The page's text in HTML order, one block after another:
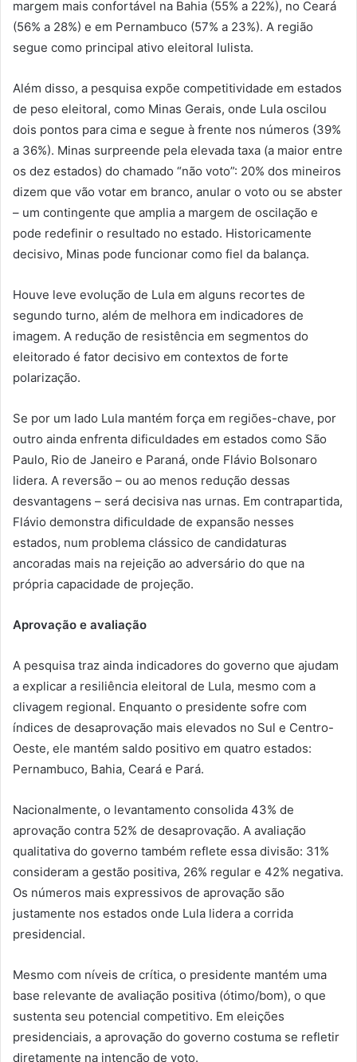
margem mais confortável na Bahia (55% a 22%), no Ceará
(56% a 28%) e em Pernambuco (57% a 23%). A região
segue como principal ativo eleitoral lulista.
Além disso, a pesquisa expõe competitividade em estados
de peso eleitoral, como Minas Gerais, onde Lula oscilou
dois pontos para cima e segue à frente nos números (39%
a 36%). Minas surpreende pela elevada taxa (a maior entre
os dez estados) do chamado “não voto”: 20% dos mineiros
dizem que vão votar em branco, anular o voto ou se abster
– um contingente que amplia a margem de oscilação e
pode redefinir o resultado no estado. Historicamente
decisivo, Minas pode funcionar como fiel da balança.
Houve leve evolução de Lula em alguns recortes de
segundo turno, além de melhora em indicadores de
imagem. A redução de resistência em segmentos do
eleitorado é fator decisivo em contextos de forte
polarização.
Se por um lado Lula mantém força em regiões-chave, por
outro ainda enfrenta dificuldades em estados como São
Paulo, Rio de Janeiro e Paraná, onde Flávio Bolsonaro
lidera. A reversão – ou ao menos redução dessas
desvantagens – será decisiva nas urnas. Em contrapartida,
Flávio demonstra dificuldade de expansão nesses
estados, num problema clássico de candidaturas
ancoradas mais na rejeição ao adversário do que na
própria capacidade de projeção.
Aprovação e avaliação
A pesquisa traz ainda indicadores do governo que ajudam
a explicar a resiliência eleitoral de Lula, mesmo com a
clivagem regional. Enquanto o presidente sofre com
índices de desaprovação mais elevados no Sul e Centro-
Oeste, ele mantém saldo positivo em quatro estados:
Pernambuco, Bahia, Ceará e Pará.
Nacionalmente, o levantamento consolida 43% de
aprovação contra 52% de desaprovação. A avaliação
qualitativa do governo também reflete essa divisão: 31%
consideram a gestão positiva, 26% regular e 42% negativa.
Os números mais expressivos de aprovação são
justamente nos estados onde Lula lidera a corrida
presidencial.
Mesmo com níveis de crítica, o presidente mantém uma
base relevante de avaliação positiva (ótimo/bom), o que
sustenta seu potencial competitivo. Em eleições
presidenciais, a aprovação do governo costuma se refletir
diretamente na intenção de voto.